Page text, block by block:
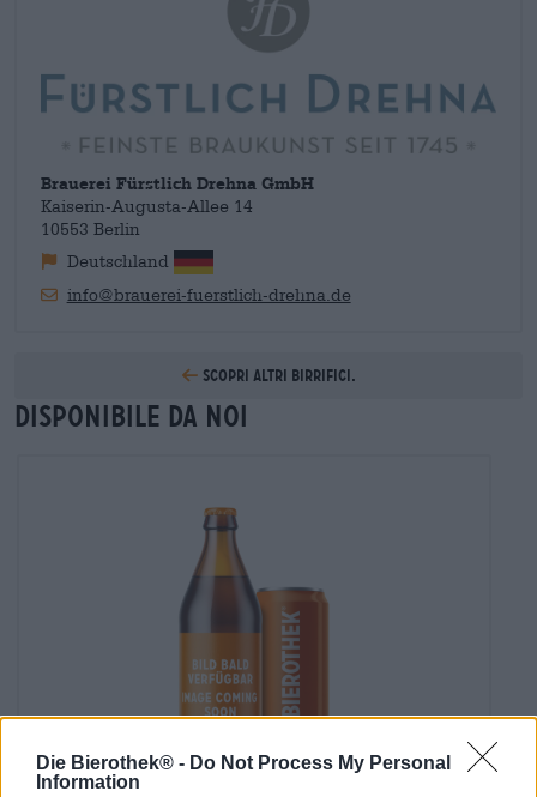
Die Bierothek® - Do Not Process My Personal
Information
somministrato agli animali e l'acqua viene riscaldata
utilizzando il calore di scarto. Con una percentuale
riutilizzabile del 100%, Fürstlich Drehna dà il buon esempio.
completa, affinata con miele d'api. Il nome sonoro Odin-Trunk
identifica la birra come la bevanda degli dei - e anche noi la
Brauerei Fürstlich Drehna GmbH
Kaiserin-Augusta-Allee 14
10553 Berlin
Deutschland
info@brauerei-fuerstlich-drehna.de
Scopri altri birrifici.
Disponibile da noi